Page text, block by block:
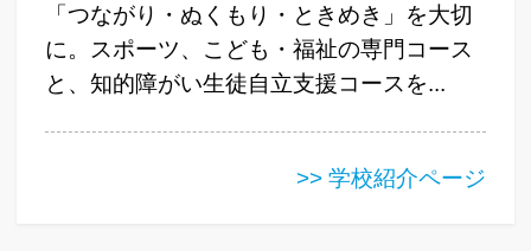
「つながり・ぬくもり・ときめき」を大切
に。スポーツ、こども・福祉の専門コース
と、知的障がい生徒自立支援コースを...
>> 学校紹介ページ